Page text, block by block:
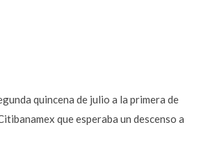
quincena de julio a la primera de
que esperaba un descenso a